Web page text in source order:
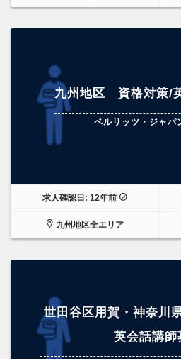
九州地区 資格対策/
ベルリッツ・ジャパ
求人確認日: 12年前
九州地区全エリア
世田谷区用賀・神奈川
英会話講師